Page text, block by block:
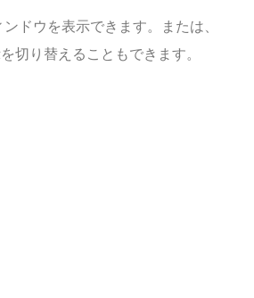
ドウを表示できます。または、
り替えることもできます。